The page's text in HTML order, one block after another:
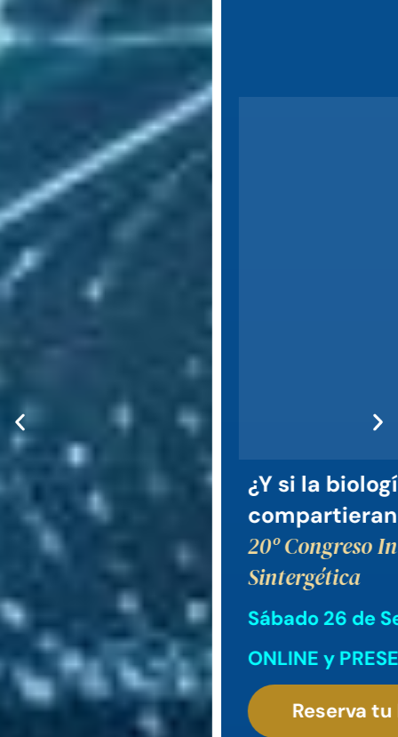
¿Y si la biología y la conciencia
compartieran la misma trama?
20º Congreso Internacional de
Sintergética
Sábado 26 de Septiembre 2026
ONLINE y PRESENCIAL
Reserva tu Entrada